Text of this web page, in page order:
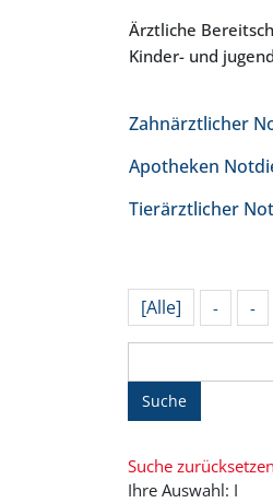
Ärztliche
Kinder- und
Zahnärztlicher
Apotheken
Tierärztlicher
[Alle] - -
Suche
Suche zurücksetzen
Ihre Auswahl: I